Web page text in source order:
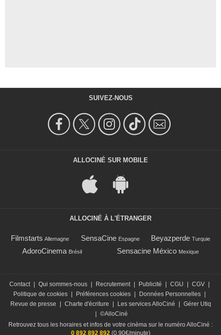
SUIVEZ-NOUS
ALLOCINÉ SUR MOBILE
ALLOCINÉ À L'ÉTRANGER
Filmstarts Allemagne SensaCine Espagne Beyazperde Turquie
AdoroCinema Brésil Sensacine México Mexique
Contact Qui sommes-nous Recrutement Publicité CGU CGV
Politique de cookies
Préférences cookies Données Personnelles
Revue de presse
Charte d'écriture Les services AlloCiné
Gérer Utiq
©AlloCiné
Retrouvez tous les horaires et infos de votre cinéma sur le numéro AlloCiné :
0 892 892 892(0,90€/minute)